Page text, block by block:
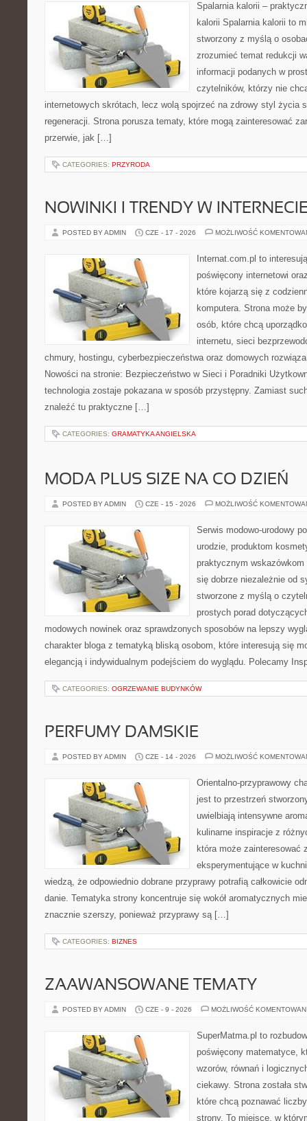
Spalarnia kalorii –
kalorii Spalarnia kalorii to
stworzony z myślą o
zrozumieć temat redukcji
informacji podanych w
czytelników, którzy nie
internetowych skrótach, lecz wolą spojrzeć na zdrowy styl życia
regeneracji. Strona porusza tematy, które mogą zainteresować
przerwie, jak […]
CATEGORIES: PRZYRODA
NOWINKI I TRENDY W
POSTED BY ADMIN CZE - 17 - 2026 MOŻLIWOŚĆ
Internat.com.pl to
poświęcony internetowi
które kojarzą się z
komputera. Strona może
osób, które chcą
internetu, sieci
chmury, hostingu, cyberbezpieczeństwa oraz domowych
Nowości na stronie: Bezpieczeństwo w Sieci i Poradniki
technologia zostaje pokazana w sposób przystępny. Zamiast
znaleźć tu praktyczne […]
CATEGORIES: GRAMATYKA ANGIELSKA
MODA PLUS SIZE NA CO DZIEŃ
POSTED BY ADMIN CZE - 15 - 2026 MOŻLIWOŚĆ
Serwis modowo-urodowy
urodzie, produktom
praktycznym
się dobrze niezależnie od
stworzone z myślą o
prostych porad
modowych nowinek oraz sprawdzonych sposobów na lepszy
charakter bloga z tematyką bliską osobom, które interesują się
elegancją i indywidualnym podejściem do wyglądu. Polecamy
CATEGORIES: OGRZEWANIE BUDYNKÓW
PERFUMY DAMSKIE
POSTED BY ADMIN CZE - 14 - 2026 MOŻLIWOŚĆ
Orientalno-przyprawowy
jest to przestrzeń
uwielbiają intensywne
kulinarne inspiracje z
która może zainteresować
eksperymentujące w
wiedzą, że odpowiednio dobrane przyprawy potrafią całkowicie
danie. Tematyka strony koncentruje się wokół aromatycznych
znacznie szerszy, ponieważ przyprawy są […]
CATEGORIES: BIZNES
ZAAWANSOWANE TEMATY
POSTED BY ADMIN CZE - 9 - 2026 MOŻLIWOŚĆ
SuperMatma.pl to
poświęcony matematyce,
wzorów, równań i
ciekawy. Strona została
które chcą poznawać
strony. To miejsce, w